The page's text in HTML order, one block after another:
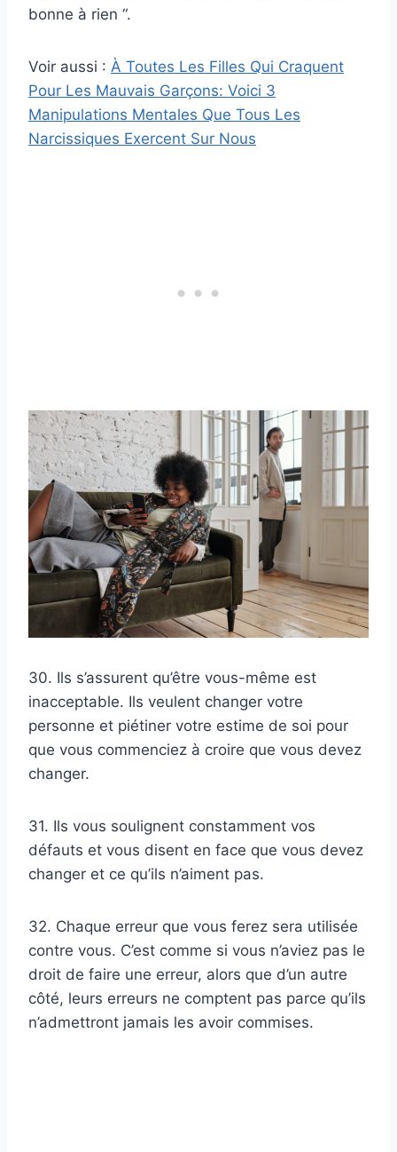
bonne à rien “.
Voir aussi : À Toutes Les Filles Qui Craquent
Pour Les Mauvais Garçons: Voici 3
Manipulations Mentales Que Tous Les
Narcissiques Exercent Sur Nous
30. Ils s’assurent qu’être vous-même est
inacceptable. Ils veulent changer votre
personne et piétiner votre estime de soi pour
que vous commenciez à croire que vous devez
changer.
31. Ils vous soulignent constamment vos
défauts et vous disent en face que vous devez
changer et ce qu’ils n’aiment pas.
32. Chaque erreur que vous ferez sera utilisée
contre vous. C’est comme si vous n’aviez pas le
droit de faire une erreur, alors que d’un autre
côté, leurs erreurs ne comptent pas parce qu’ils
n’admettront jamais les avoir commises.